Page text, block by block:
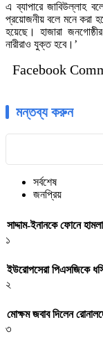
এ ব্যাপারে জাবিউল্লাহ
প্রয়োজনীয় বলে মনে করা
হয়েছে। হাজারা
নারীরাও যুক্ত হবে।’
Facebook
মন্তব্য করুন
সর্বশেষ
জনপ্রিয়
সাদ্দাম-ইনানকে ফোনে
১
ইউরোপসেরা পিএসজিকে
২
মোক্ষম জবাব দিলেন
৩